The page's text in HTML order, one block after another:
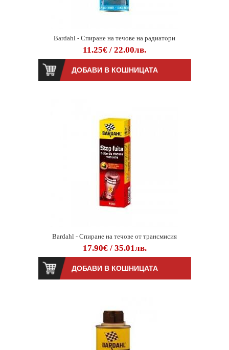
Bardahl - Спиране на течове на радиатори
11.25€ / 22.00лв.
Bardahl - Спиране на течове от трансмисия
17.90€ / 35.01лв.